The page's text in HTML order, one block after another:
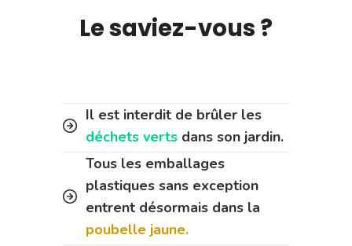
Le saviez-vous ?
Il est interdit de brûler les
déchets verts dans son jardin.
Tous les emballages
plastiques sans exception
entrent désormais dans la
poubelle jaune.